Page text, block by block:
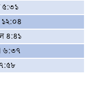
৫:৩১
৪:৪১
৬:৩৭